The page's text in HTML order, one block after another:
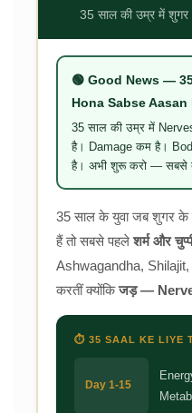
35 साल की उम्र में शुगर
🟢 Good News —
Hona Sabse Aasan
35 साल की उम्र में
है। Damage कम है।
है। अभी शुरू करो — सबसे
35 साल के युवा जब शुगर के
हैं तो सबसे पहलेशर्म और
Ashwagandha, Shilajit,
करतीं क्योंकिजड़ — Nerve
⏱️ 35 SAAL KE LIYE
Day 1-15